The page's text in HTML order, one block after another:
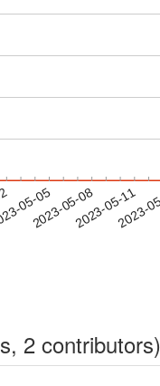
05-05
2023-05-082023-05-11
2023-
2 contributors)